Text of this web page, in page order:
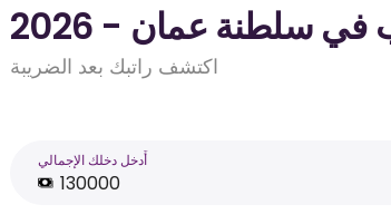
اكتشف راتبك بعد الضريبة
أَدخل دخلك الإجمالي